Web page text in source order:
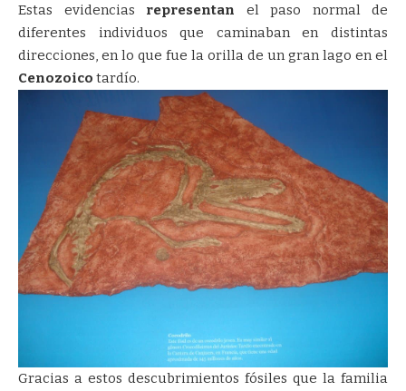
Estas evidencias representan el paso normal de
diferentes individuos que caminaban en distintas
direcciones, en lo que fue la orilla de un gran lago en el
Cenozoico tardío.
Gracias a estos descubrimientos fósiles que la familia